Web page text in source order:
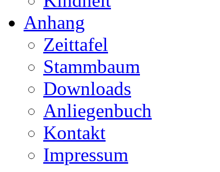
Anhang
Zeittafel
Stammbaum
Downloads
Anliegenbuch
Kontakt
Impressum